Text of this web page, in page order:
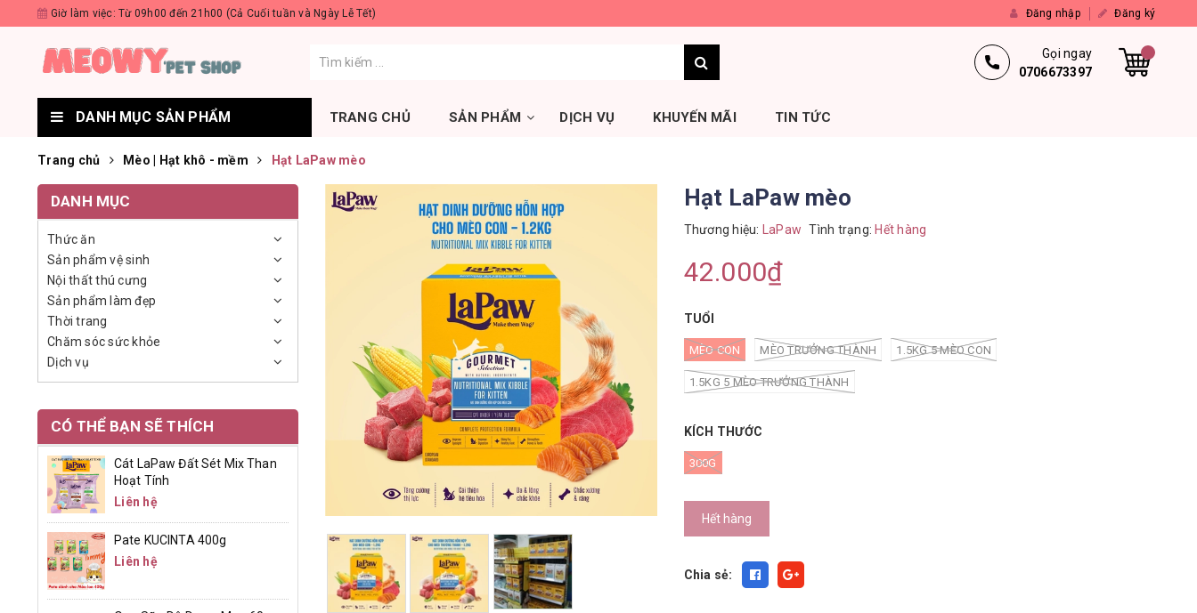
Giờ làm việc: Từ 09h00 đến 21h00 (Cả Cuối tuần và Ngày Lễ Tết) Đăng nhập Đăng ký
Gọi ngay
0706673397
DANH MỤC SẢN PHẨM TRANG CHỦ SẢN PHẨM DỊCH VỤ KHUYẾN MÃI TIN TỨC
Trang chủ Mèo | Hạt khô - mềm Hạt LaPaw mèo
Hạt LaPaw mèo
Thương hiệu: LaPaw Tình trạng: Hết hàng
42.000₫
TUỔI
MÈO CON MÈO TRƯỞNG THÀNH 1.5KG 5 MÈO CON
1.5KG 5 MÈO TRƯỞNG THÀNH
KÍCH THƯỚC
300G
Hết hàng
Chia sẻ:
DANH MỤC
Thức ăn
Sản phẩm vệ sinh
Nội thất thú cưng
Sản phẩm làm đẹp
Thời trang
Chăm sóc sức khỏe
Dịch vụ
CÓ THỂ BẠN SẼ THÍCH
Cát LaPaw Đất Sét Mix Than
Hoạt Tính
Liên hệ
Pate KUCINTA 400g
Liên hệ